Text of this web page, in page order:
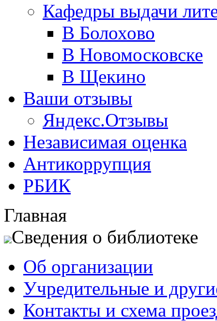
Кафедры выдачи
В Болохово
В Новомосковске
В Щекино
Ваши отзывы
Яндекс.Отзывы
Независимая оценка
Антикоррупция
РБИК
Главная
Сведения о библиотеке
Об организации
Учредительные и
Контакты и схема